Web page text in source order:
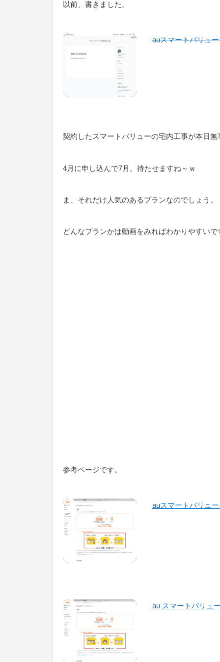
以前、書きました。
auスマートバリュ
契約したスマートバリューの宅内工事が本日
4月に申し込んで7月。待たせますね～ｗ
ま、それだけ人気のあるプランなのでしょう。
どんなプランかは動画をみればわかりやすいで
参考ページです。
auスマートバリュ
au スマートバリュ